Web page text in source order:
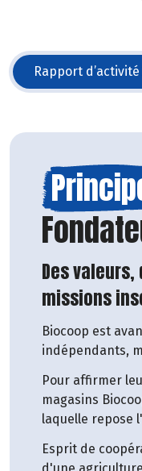
Rapport d’activité
Des
missions
Biocoop est
indépendants,
Pour affirmer
magasins
laquelle repose
Esprit de